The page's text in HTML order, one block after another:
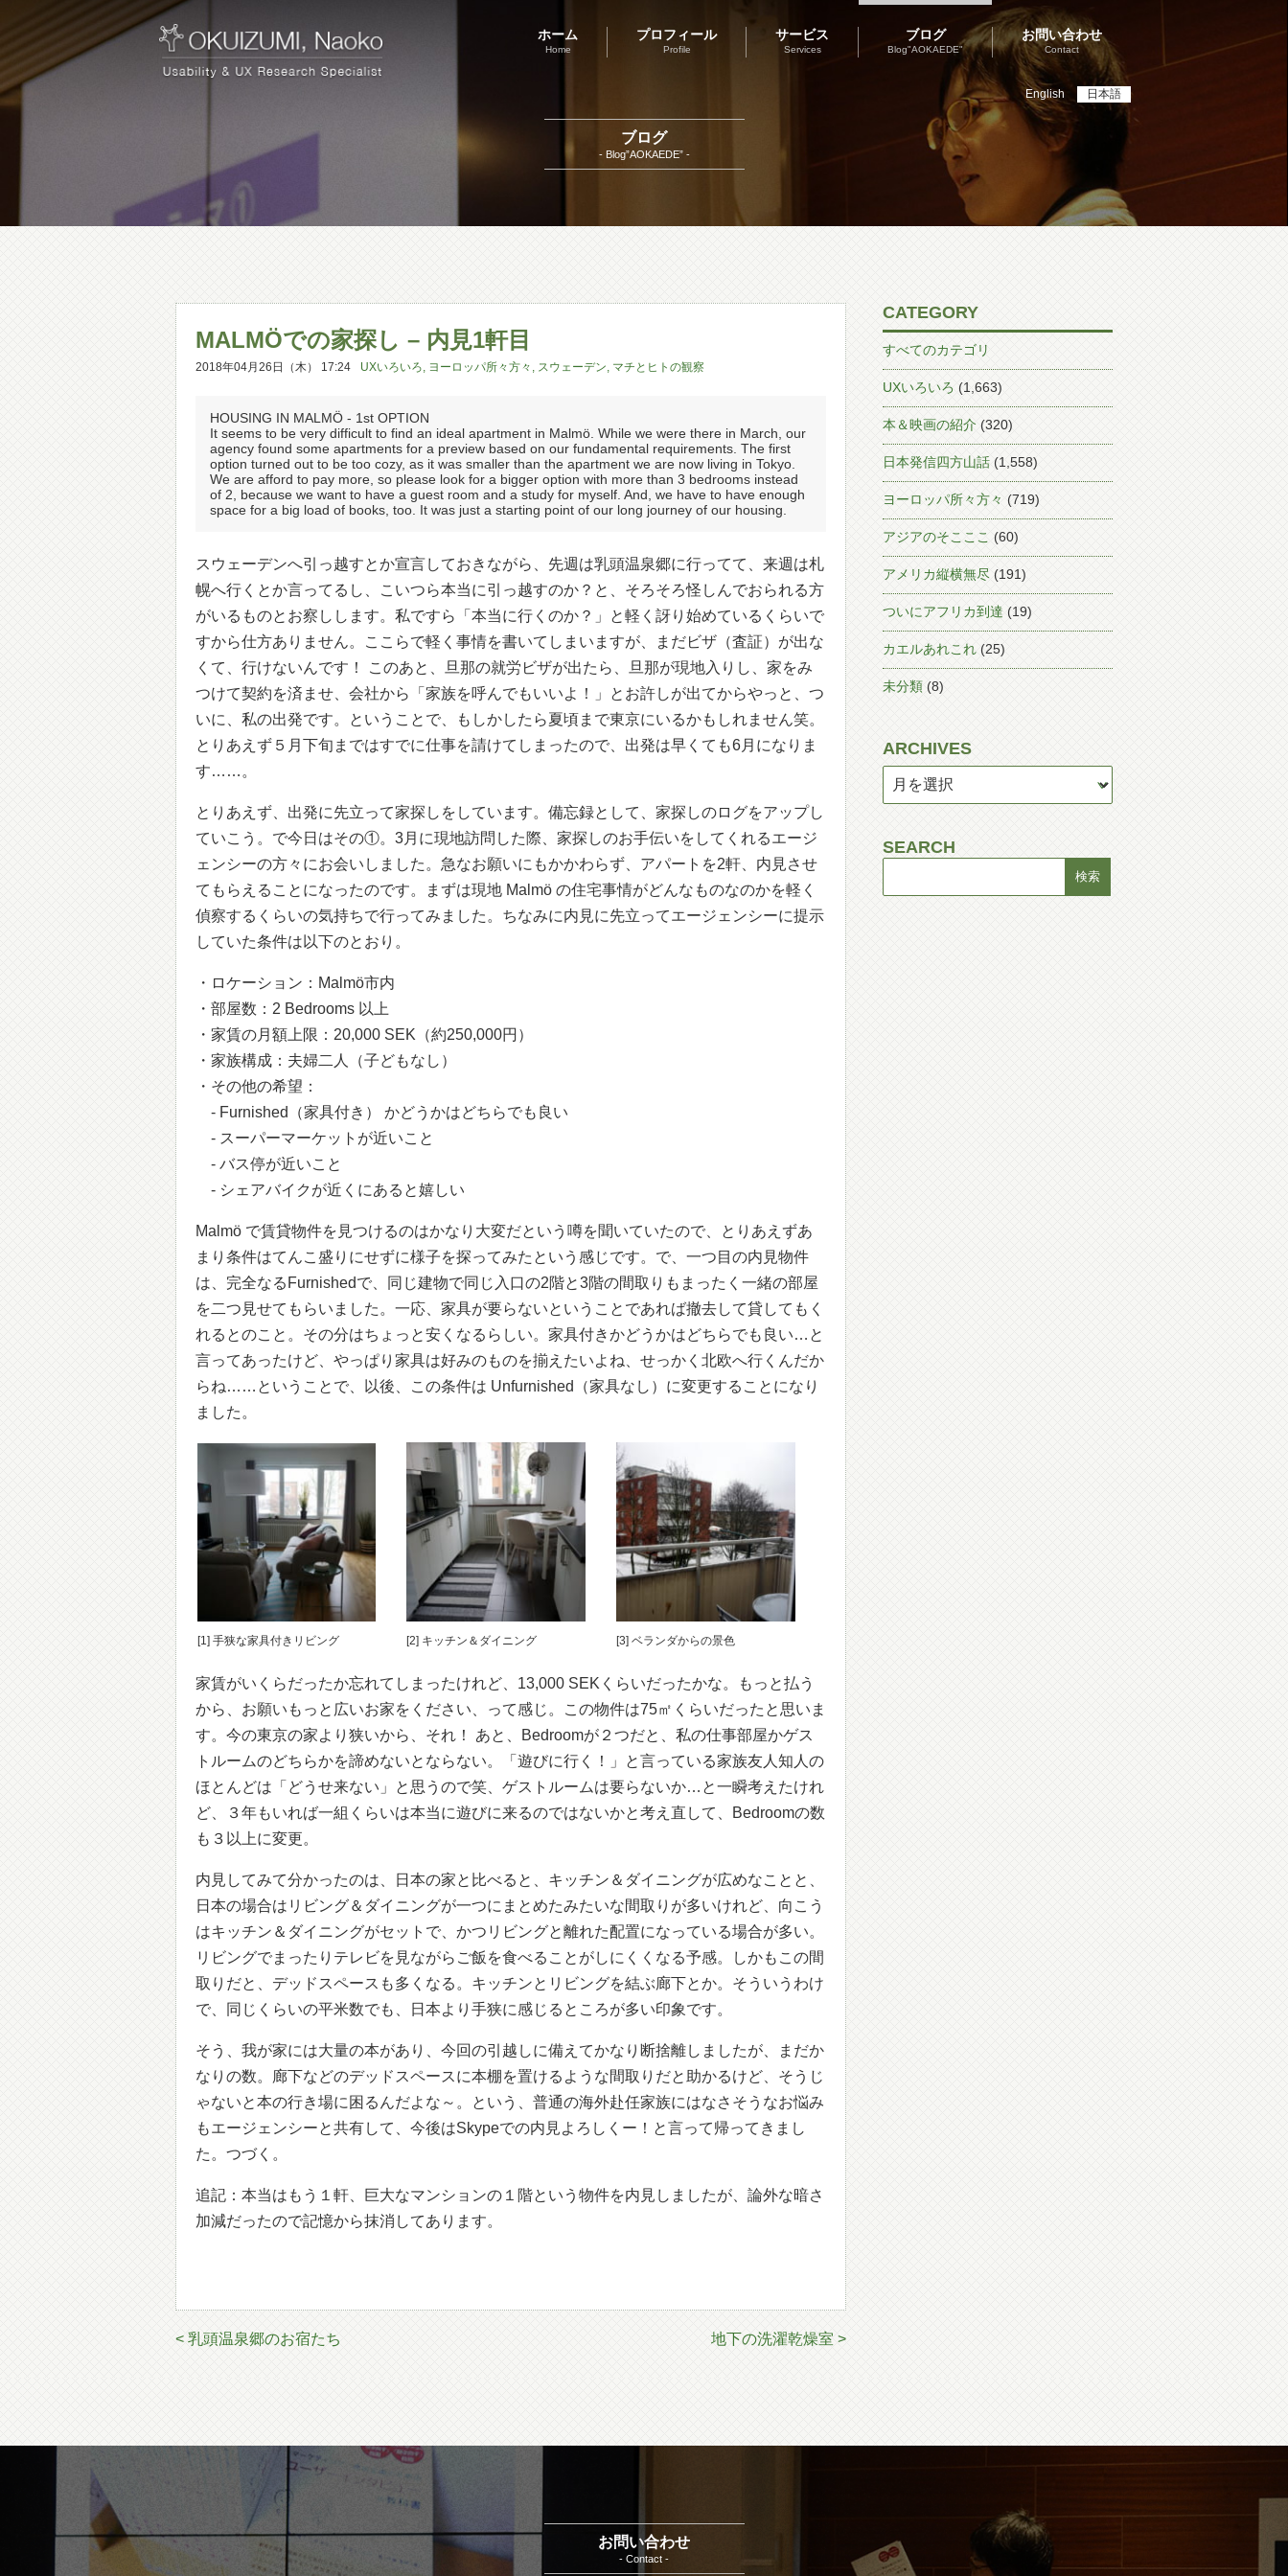
English 日本語
ホーム
Home
プロフィール
Profile
サービス
Services
ブログ
Blog"AOKAEDE"
お問い合わせ
Contact
ブログ
- Blog”AOKAEDE” -
MALMÖでの家探し – 内見1軒目
2018年04月26日（木） 17:24 UXいろいろ, ヨーロッパ所々方々 , スウェーデン, マチとヒトの観察
HOUSING IN MALMÖ - 1st OPTION
It seems to be very difficult to find an ideal apartment in Malmö. While we were there in March, our
agency found some apartments for a preview based on our fundamental requirements. The first
option turned out to be too cozy, as it was smaller than the apartment we are now living in Tokyo.
We are afford to pay more, so please look for a bigger option with more than 3 bedrooms instead
of 2, because we want to have a guest room and a study for myself. And, we have to have enough
space for a big load of books, too. It was just a starting point of our long journey of our housing.
スウェーデンへ引っ越すとか宣言しておきながら、先週は乳頭温泉郷に行ってて、来週は札
幌へ行くとか言ってるし、こいつら本当に引っ越すのか？と、そろそろ怪しんでおられる方
がいるものとお察しします。私ですら「本当に行くのか？」と軽く訝り始めているくらいで
すから仕方ありません。ここらで軽く事情を書いてしまいますが、まだビザ（査証）が出な
くて、行けないんです！ このあと、旦那の就労ビザが出たら、旦那が現地入りし、家をみ
つけて契約を済ませ、会社から「家族を呼んでもいいよ！」とお許しが出てからやっと、つ
いに、私の出発です。ということで、もしかしたら夏頃まで東京にいるかもしれません笑。
とりあえず５月下旬まではすでに仕事を請けてしまったので、出発は早くても6月になりま
す……。
とりあえず、出発に先立って家探しをしています。備忘録として、家探しのログをアップし
ていこう。で今日はその①。3月に現地訪問した際、家探しのお手伝いをしてくれるエージ
ェンシーの方々にお会いしました。急なお願いにもかかわらず、アパートを2軒、内見させ
てもらえることになったのです。まずは現地 Malmö の住宅事情がどんなものなのかを軽く
偵察するくらいの気持ちで行ってみました。ちなみに内見に先立ってエージェンシーに提示
していた条件は以下のとおり。
・ロケーション：Malmö市内
・部屋数：2 Bedrooms 以上
・家賃の月額上限：20,000 SEK（約250,000円）
・家族構成：夫婦二人（子どもなし）
・その他の希望：
- Furnished（家具付き） かどうかはどちらでも良い
- スーパーマーケットが近いこと
- バス停が近いこと
- シェアバイクが近くにあると嬉しい
Malmö で賃貸物件を見つけるのはかなり大変だという噂を聞いていたので、とりあえずあ
まり条件はてんこ盛りにせずに様子を探ってみたという感じです。で、一つ目の内見物件
は、完全なるFurnishedで、同じ建物で同じ入口の2階と3階の間取りもまったく一緒の部屋
を二つ見せてもらいました。一応、家具が要らないということであれば撤去して貸してもく
れるとのこと。その分はちょっと安くなるらしい。家具付きかどうかはどちらでも良い…と
言ってあったけど、やっぱり家具は好みのものを揃えたいよね、せっかく北欧へ行くんだか
らね……ということで、以後、この条件は Unfurnished（家具なし）に変更することになり
ました。
[1] 手狭な家具付きリビング [2] キッチン＆ダイニング [3] ベランダからの景色
家賃がいくらだったか忘れてしまったけれど、13,000 SEKくらいだったかな。もっと払う
から、お願いもっと広いお家をください、って感じ。この物件は75㎡くらいだったと思いま
す。今の東京の家より狭いから、それ！ あと、Bedroomが２つだと、私の仕事部屋かゲス
トルームのどちらかを諦めないとならない。「遊びに行く！」と言っている家族友人知人の
ほとんどは「どうせ来ない」と思うので笑、ゲストルームは要らないか…と一瞬考えたけれ
ど、３年もいれば一組くらいは本当に遊びに来るのではないかと考え直して、Bedroomの数
も３以上に変更。
内見してみて分かったのは、日本の家と比べると、キッチン＆ダイニングが広めなことと、
日本の場合はリビング＆ダイニングが一つにまとめたみたいな間取りが多いけれど、向こう
はキッチン＆ダイニングがセットで、かつリビングと離れた配置になっている場合が多い。
リビングでまったりテレビを見ながらご飯を食べることがしにくくなる予感。しかもこの間
取りだと、デッドスペースも多くなる。キッチンとリビングを結ぶ廊下とか。そういうわけ
で、同じくらいの平米数でも、日本より手狭に感じるところが多い印象です。
そう、我が家には大量の本があり、今回の引越しに備えてかなり断捨離しましたが、まだか
なりの数。廊下などのデッドスペースに本棚を置けるような間取りだと助かるけど、そうじ
ゃないと本の行き場に困るんだよな～。という、普通の海外赴任家族にはなさそうなお悩み
もエージェンシーと共有して、今後はSkypeでの内見よろしくー！と言って帰ってきまし
た。つづく。
追記：本当はもう１軒、巨大なマンションの１階という物件を内見しましたが、論外な暗さ
加減だったので記憶から抹消してあります。
< 乳頭温泉郷のお宿たち 地下の洗濯乾燥室 >
CATEGORY
すべてのカテゴリ
UXいろいろ (1,663)
本＆映画の紹介 (320)
日本発信四方山話 (1,558)
ヨーロッパ所々方々 (719)
アジアのそこここ (60)
アメリカ縦横無尽 (191)
ついにアフリカ到達 (19)
カエルあれこれ (25)
未分類 (8)
ARCHIVES
SEARCH
お問い合わせ
- Contact -